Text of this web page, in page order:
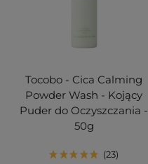
Tocobo - Cica Calming
Powder Wash - Kojący
Puder do Oczyszczania -
50g
23